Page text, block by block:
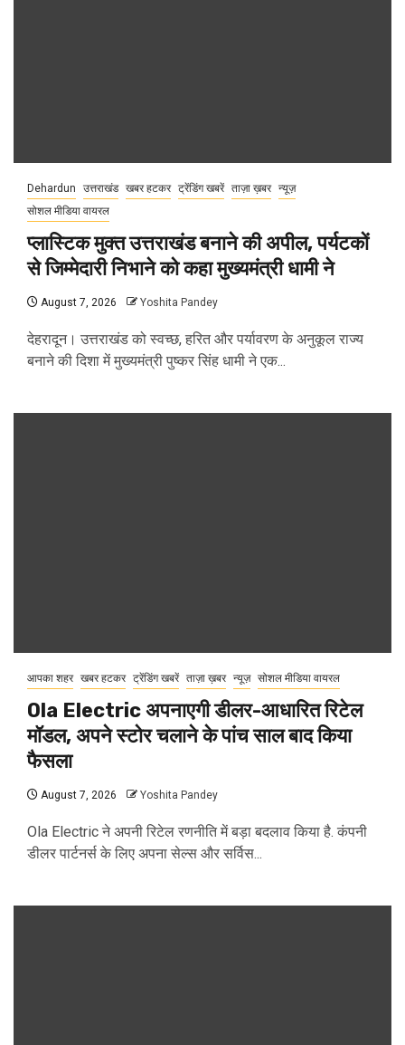
Dehardun उत्तराखंड खबर हटकर ट्रेंडिंग खबरें ताज़ा ख़बर न्यूज़
सोशल मीडिया वायरल
प्लास्टिक मुक्त उत्तराखंड बनाने की अपील, पर्यटकों
से जिम्मेदारी निभाने को कहा मुख्यमंत्री धामी ने
August 7, 2026 Yoshita Pandey
देहरादून। उत्तराखंड को स्वच्छ, हरित और पर्यावरण के अनुकूल राज्य
बनाने की दिशा में मुख्यमंत्री पुष्कर सिंह धामी ने एक...
आपका शहर खबर हटकर ट्रेंडिंग खबरें ताज़ा ख़बर न्यूज़ सोशल मीडिया वायरल
Ola Electric अपनाएगी डीलर-आधारित रिटेल
मॉडल, अपने स्टोर चलाने के पांच साल बाद किया
फैसला
August 7, 2026 Yoshita Pandey
Ola Electric ने अपनी रिटेल रणनीति में बड़ा बदलाव किया है. कंपनी
डीलर पार्टनर्स के लिए अपना सेल्स और सर्विस...